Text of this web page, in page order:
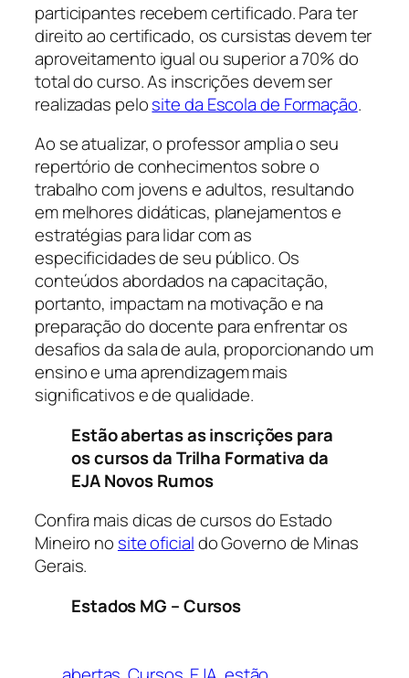
participantes recebem certificado. Para ter
direito ao certificado, os cursistas devem ter
aproveitamento igual ou superior a 70% do
total do curso. As inscrições devem ser
realizadas pelosite da Escola de Formação.
Ao se atualizar, o professor amplia o seu
repertório de conhecimentos sobre o
trabalho com jovens e adultos, resultando
em melhores didáticas, planejamentos e
estratégias para lidar com as
especificidades de seu público. Os
conteúdos abordados na capacitação,
portanto, impactam na motivação e na
preparação do docente para enfrentar os
desafios da sala de aula, proporcionando um
ensino e uma aprendizagem mais
significativos e de qualidade.
Estão abertas as inscrições para
os cursos da Trilha Formativa da
EJA Novos Rumos
Confira mais dicas de cursos do Estado
Mineiro no site oficialdo Governo de Minas
Gerais.
Estados MG – Cursos